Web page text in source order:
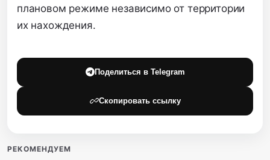
плановом режиме независимо от территории
их нахождения.
Поделиться в Telegram
Скопировать ссылку
РЕКОМЕНДУЕМ